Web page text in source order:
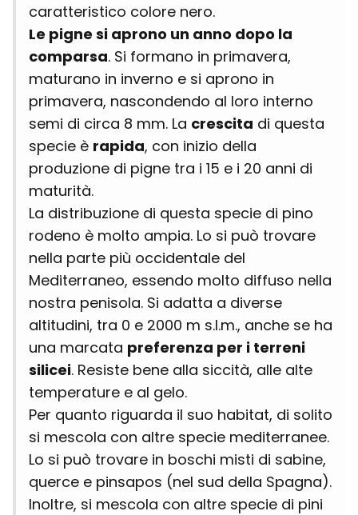
caratteristico colore nero.
Le pigne si aprono un anno dopo la
comparsa. Si formano in primavera,
maturano in inverno e si aprono in
primavera, nascondendo al loro interno
semi di circa 8 mm. La crescita di questa
specie è rapida, con inizio della
produzione di pigne tra i 15 e i 20 anni di
maturità.
La distribuzione di questa specie di pino
rodeno è molto ampia. Lo si può trovare
nella parte più occidentale del
Mediterraneo, essendo molto diffuso nella
nostra penisola. Si adatta a diverse
altitudini, tra 0 e 2000 m s.l.m., anche se ha
una marcata preferenza per i terreni
silicei. Resiste bene alla siccità, alle alte
temperature e al gelo.
Per quanto riguarda il suo habitat, di solito
si mescola con altre specie mediterranee.
Lo si può trovare in boschi misti di sabine,
querce e pinsapos (nel sud della Spagna).
Inoltre, si mescola con altre specie di pini